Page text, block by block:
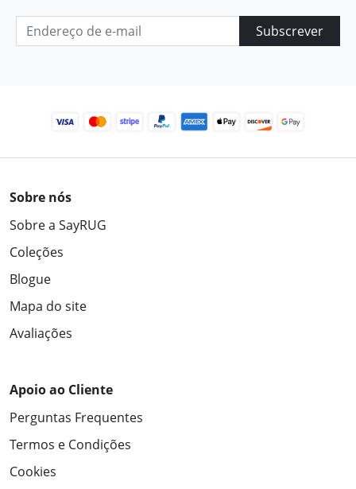
Subscrever
Sobre nós
Sobre a SayRUG
Coleções
Blogue
Mapa do site
Avaliações
Apoio ao Cliente
Perguntas Frequentes
Termos e Condições
Cookies